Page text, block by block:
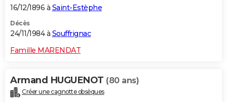
16/12/1896 à Saint-Estèphe
Décès
24/11/1984 à Souffrignac
Famille MARENDAT
Armand HUGUENOT (80 ans)
Créer une cagnotte obsèques